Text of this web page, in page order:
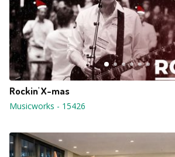
Rockin' X-mas
Musicworks - 15426